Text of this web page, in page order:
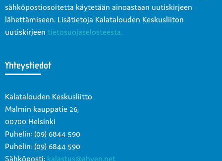
sähköpostiosoitetta käytetään ainoastaan uutiskirjeen
lähettämiseen. Lisätietoja Kalatalouden Keskusliiton
uutiskirjeen tietosuojaselosteesta.
Yhteystiedot
Kalatalouden Keskusliitto
Malmin kauppatie 26,
00700 Helsinki
Puhelin: (09) 6844 590
Puhelin: (09) 6844 590
Sähköposti: kalastus@ahven.net